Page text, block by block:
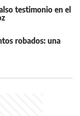
testimonio en el
robados: una